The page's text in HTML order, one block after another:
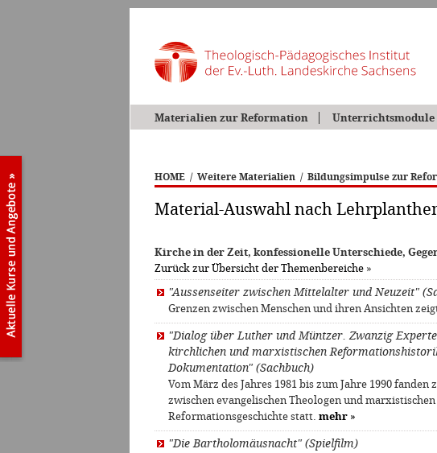
Materialien zur Reformation Unterrichtsmodule
HOME / Weitere Materialien / Bildungsimpulse zur
Material-Auswahl nach
Kirche in der Zeit, konfessionelle Unterschiede,
Zurück zur Übersicht der Themenbereiche »
"Aussenseiter zwischen Mittelalter und Neuzeit"
Grenzen zwischen Menschen und ihren Ansichten
"Dialog über Luther und Müntzer. Zwanzig
kirchlichen und marxistischen
Dokumentation" (Sachbuch)
Vom März des Jahres 1981 bis zum Jahre 1990
zwischen evangelischen Theologen und
Reformationsgeschichte statt. mehr »
"Die Bartholomäusnacht" (Spielfilm)